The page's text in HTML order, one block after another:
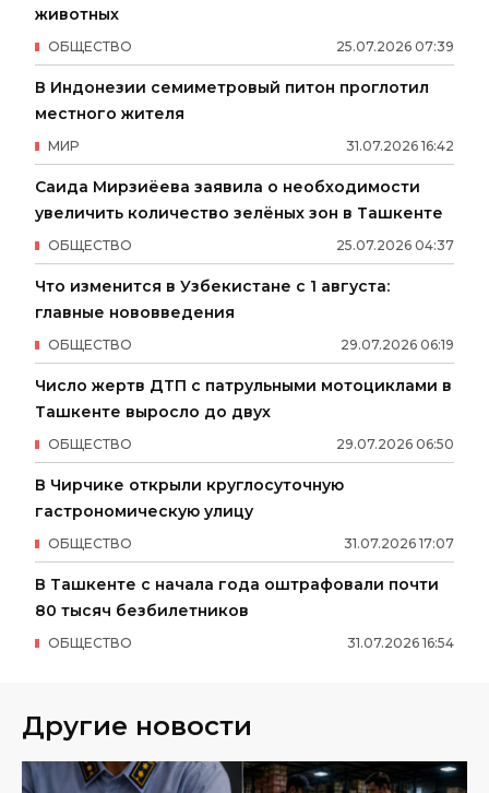
животных
25.07.2026 07:39
ОБЩЕСТВО
В Индонезии семиметровый питон проглотил
местного жителя
31.07.2026 16:42
МИР
Саида Мирзиёева заявила о необходимости
увеличить количество зелёных зон в Ташкенте
25.07.2026 04:37
ОБЩЕСТВО
Что изменится в Узбекистане с 1 августа:
главные нововведения
29.07.2026 06:19
ОБЩЕСТВО
Число жертв ДТП с патрульными мотоциклами в
Ташкенте выросло до двух
29.07.2026 06:50
ОБЩЕСТВО
В Чирчике открыли круглосуточную
гастрономическую улицу
31.07.2026 17:07
ОБЩЕСТВО
В Ташкенте с начала года оштрафовали почти
80 тысяч безбилетников
31.07.2026 16:54
ОБЩЕСТВО
Другие новости